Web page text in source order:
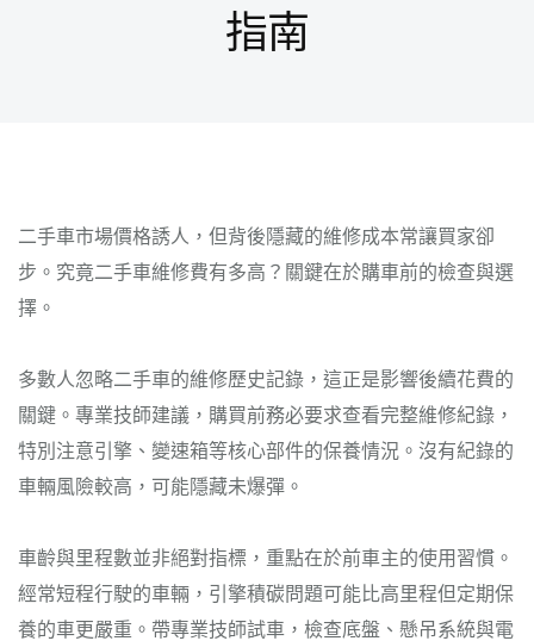
指南
二手車市場價格誘人，但背後隱藏的維修成本常讓買家卻
步。究竟二手車維修費有多高？關鍵在於購車前的檢查與選
擇。
多數人忽略二手車的維修歷史記錄，這正是影響後續花費的
關鍵。專業技師建議，購買前務必要求查看完整維修紀錄，
特別注意引擎、變速箱等核心部件的保養情況。沒有紀錄的
車輛風險較高，可能隱藏未爆彈。
車齡與里程數並非絕對指標，重點在於前車主的使用習慣。
經常短程行駛的車輛，引擎積碳問題可能比高里程但定期保
養的車更嚴重。帶專業技師試車，檢查底盤、懸吊系統與電